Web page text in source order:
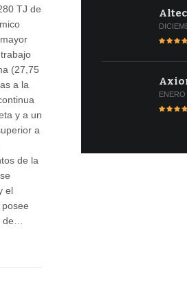
TJ de
(27,75
a la
y a un
a
de la
el
de…